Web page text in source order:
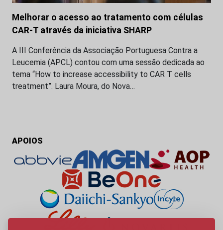
Melhorar o acesso ao tratamento com células
CAR-T através da iniciativa SHARP
A III Conferência da Associação Portuguesa Contra a
Leucemia (APCL) contou com uma sessão dedicada ao
tema “How to increase accessibility to CAR T cells
treatment”. Laura Moura, do Nova…
APOIOS